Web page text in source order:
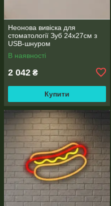
Неонова вивіска для
стоматології Зуб 24х27см з
USB-шнуром
В наявності
2 042 ₴
Купити